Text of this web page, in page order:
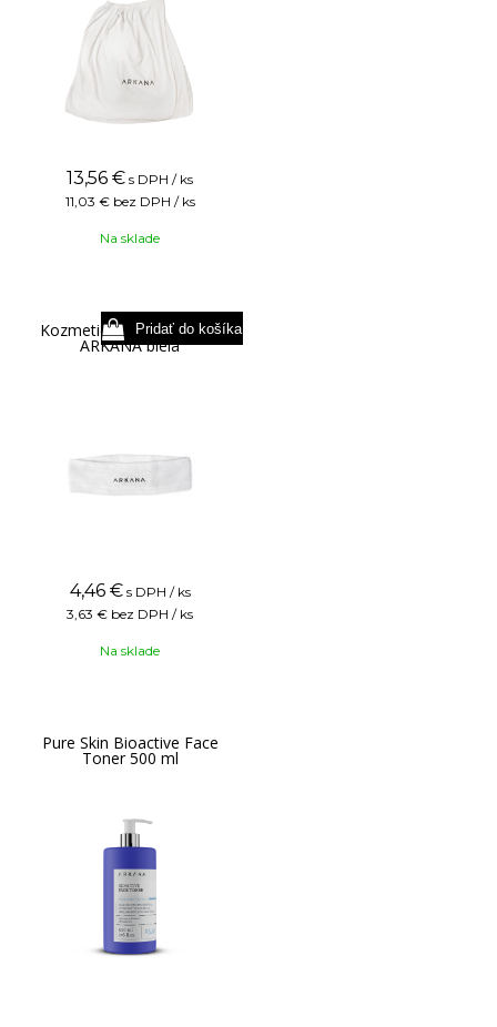
13,56 € s DPH / ks
11,03 € bez DPH / ks
Na sklade
Kozmetická čelenka logo
ARKANA biela
4,46 € s DPH / ks
3,63 € bez DPH / ks
Na sklade
Pure Skin Bioactive Face
Toner 500 ml